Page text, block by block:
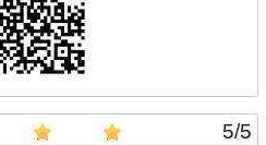
5/5